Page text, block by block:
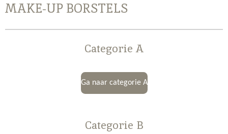
MAKE-UP BORSTELS
Categorie A
Ga naar categorie A
Categorie B